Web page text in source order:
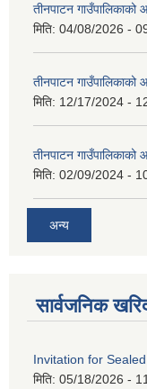
तीनपाटन
मिति: 04/08/2026 -
तीनपाटन
मिति: 12/17/2024 -
तीनपाटन
मिति: 02/09/2024 -
अन्य
सार्वजनिक
Invitation for
मिति: 05/18/2026 -